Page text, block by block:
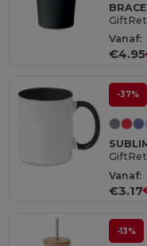
Vanaf:
€4.95
-37%
Vanaf:
€3.17
-13%